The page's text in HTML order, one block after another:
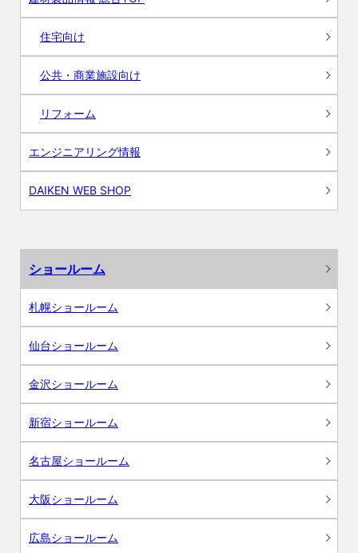
住宅向け
公共・商業施設向け
リフォーム
エンジニアリング情報
DAIKEN WEB SHOP
ショールーム
札幌ショールーム
仙台ショールーム
金沢ショールーム
新宿ショールーム
名古屋ショールーム
大阪ショールーム
広島ショールーム